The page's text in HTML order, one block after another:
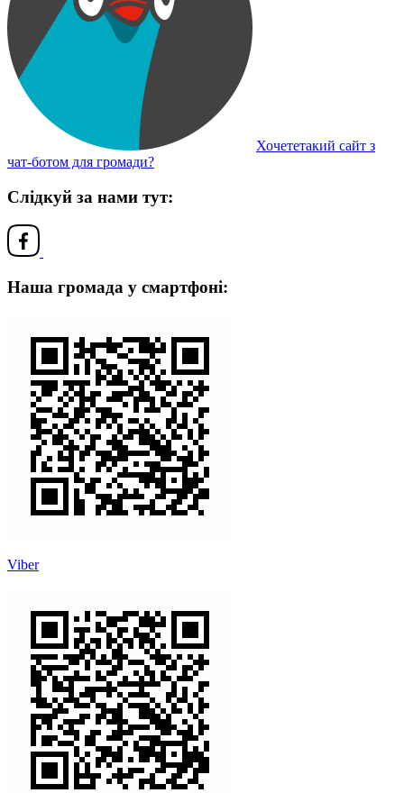
Хочететакий сайт з
чат-ботом для громади?
Слідкуй за нами тут:
Наша громада у смартфоні:
Viber